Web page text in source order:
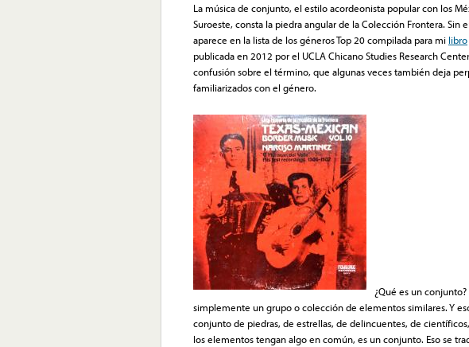
La música de conjunto, el estilo acordeonista popular con los
Suroeste, consta la piedra angular de la Colección Frontera.
aparece en la lista de los géneros Top 20 compilada para mi libro
publicada en 2012 por el UCLA Chicano Studies Research
confusión sobre el término, que algunas veces también deja
familiarizados con el género.
¿Qué es un
simplemente un grupo o colección de elementos similares. Y
conjunto de piedras, de estrellas, de delincuentes, de
los elementos tengan algo en común, es un conjunto. Eso se